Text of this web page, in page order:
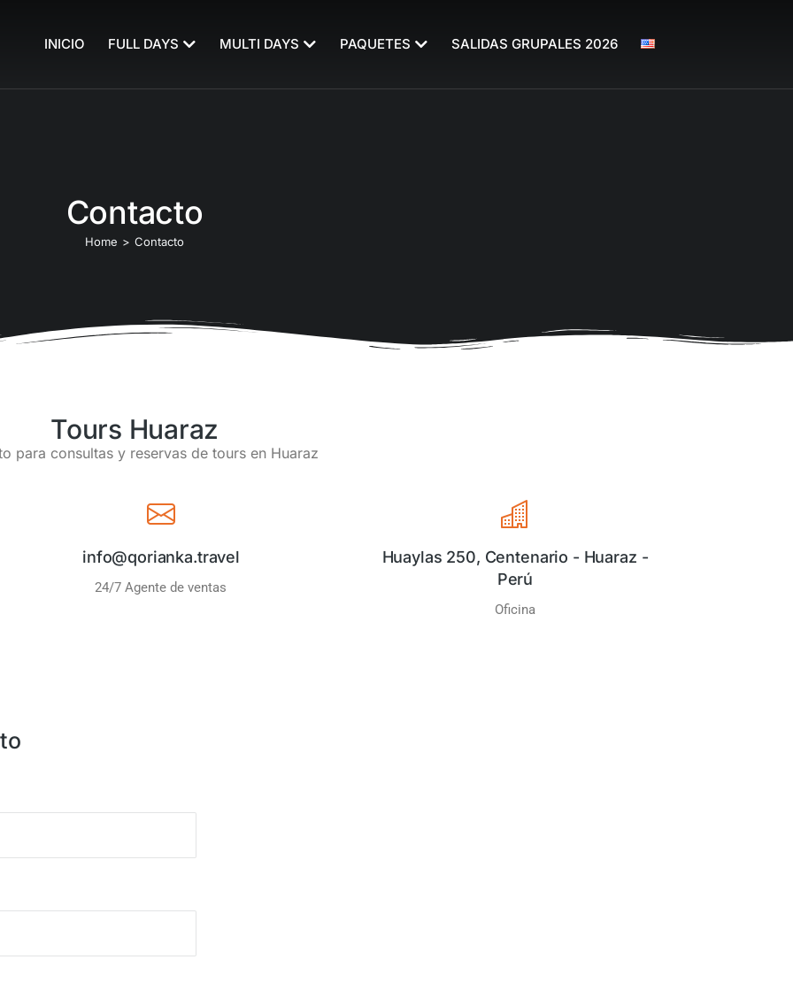
INICIO FULL DAYS MULTI DAYS PAQUETES SALIDAS GRUPALES 2026
Contacto
Home Contacto
Tours Huaraz
para consultas y reservas de tours en Huaraz
info@qorianka.travel
24/7 Agente de ventas
Huaylas 250, Centenario - Huaraz -
Perú
Oficina